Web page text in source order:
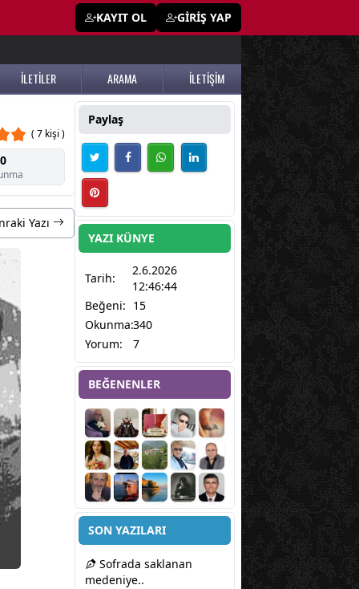
KAYIT OL GİRİŞ YAP
İLETİLER ARAMA İLETİŞİM
( 7 kişi )
Yazı
Paylaş
YAZI KÜNYE
Tarih:
2.6.2026
12:46:44
Beğeni: 15
Okunma:340
Yorum:
7
BEĞENENLER
SON YAZILARI
Sofrada saklanan
medeniye..